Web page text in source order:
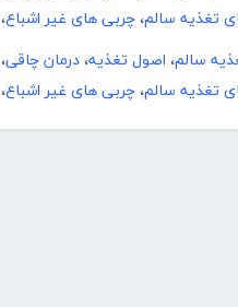
تغذیه سالم، چربی های غیر اشباع،
سالم، اصول تغذیه، درمان چاقی،
تغذیه سالم، چربی های غیر اشباع،